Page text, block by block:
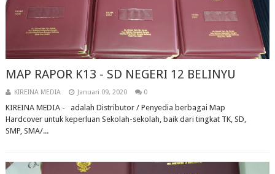
MAP RAPOR K13 - SD NEGERI 12 BELINYU
KIREINA MEDIA Januari 09, 2020 0
KIREINA MEDIA - adalah Distributor / Penyedia berbagai Map
Hardcover untuk keperluan Sekolah-sekolah, baik dari tingkat TK, SD,
SMP, SMA/...